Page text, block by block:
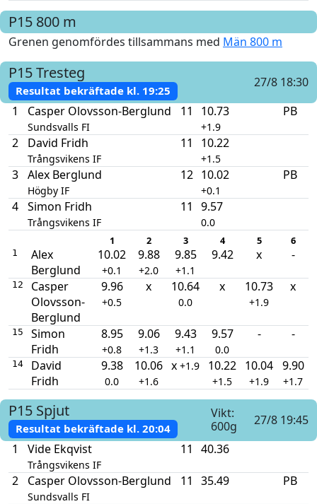
P15 800 m
Grenen genomfördes tillsammans med Män 800 m
P15Tresteg
Resultat bekräftade kl.19:25
27/8 18:30
1
Casper Olovsson-Berglund
Sundsvalls FI
11 10.73
+1.9
PB
2 David Fridh
Trångsvikens IF
11 10.22
+1.5
3 Alex Berglund
Högby IF
12 10.02
+0.1
PB
4 Simon Fridh
Trångsvikens IF
11 9.57
0.0
1 2 3 4 5 6
1
Alex
Berglund
10.02
+0.1
9.88
+2.0
9.85
+1.1
9.42 x -
12
Casper
Olovsson-
Berglund
9.96
+0.5
x 10.64
0.0
x 10.73
+1.9
x
15
Simon
Fridh
8.95
+0.8
9.06
+1.3
9.43
+1.1
9.57
0.0
- -
14
David
Fridh
9.38
0.0
10.06
+1.6
x +1.9 10.22
+1.5
10.04
+1.9
9.90
+1.7
P15 Spjut
Resultat bekräftade kl.20:04
Vikt:
600g
27/8 19:45
1
Vide Ekqvist
Trångsvikens IF
11 40.36
2 Casper Olovsson-Berglund
Sundsvalls FI
11 35.49 PB